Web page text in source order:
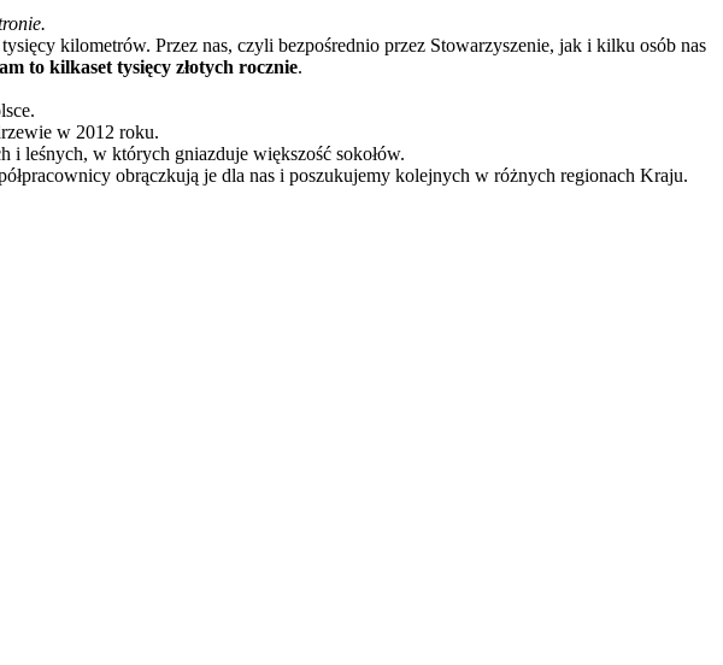
kilometrów. Przez nas, czyli bezpośrednio przez Stowarzyszenie, jak i kilku osób nas
to kilkaset tysięcy złotych rocznie.
w 2012 roku.
i leśnych, w których gniazduje większość sokołów.
obrączkują je dla nas i poszukujemy kolejnych w różnych regionach Kraju.